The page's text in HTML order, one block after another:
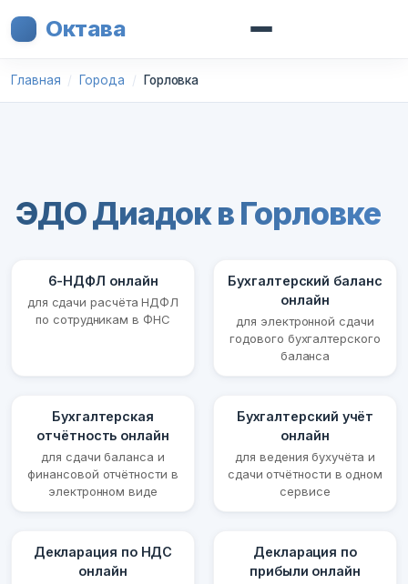
Октава
Главная Города Горловка
ЭДО Диадок в Горловке
6-НДФЛ онлайн
для сдачи расчёта НДФЛ
по сотрудникам в ФНС
Бухгалтерский баланс
онлайн
для электронной сдачи
годового бухгалтерского
баланса
Бухгалтерская
отчётность онлайн
для сдачи баланса и
финансовой отчётности в
электронном виде
Бухгалтерский учёт
онлайн
для ведения бухучёта и
сдачи отчётности в одном
сервисе
Декларация по НДС
онлайн
Декларация по
прибыли онлайн